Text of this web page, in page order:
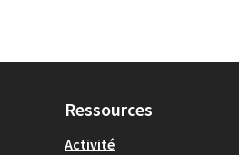
Ressources
Activité